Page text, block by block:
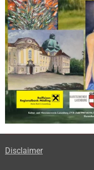
Disclaimer